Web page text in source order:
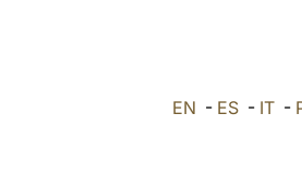
EN - ES- IT-